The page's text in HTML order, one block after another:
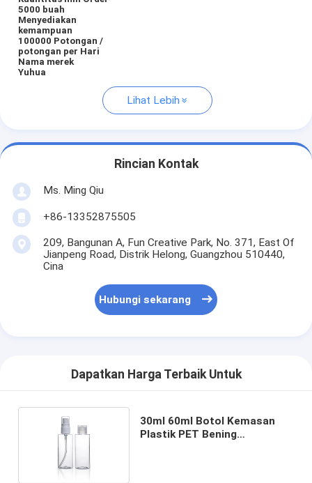
5000 buah
Menyediakan
kemampuan
100000 Potongan /
potongan per Hari
Nama merek
Yuhua
Lihat Lebih
Rincian Kontak
Ms. Ming Qiu
+86-13352875505
209, Bangunan A, Fun Creative Park, No. 371, East Of
Jianpeng Road, Distrik Helong, Guangzhou 510440,
Cina
Hubungi sekarang
Dapatkan Harga Terbaik Untuk
30ml 60ml Botol Kemasan
Plastik PET Bening